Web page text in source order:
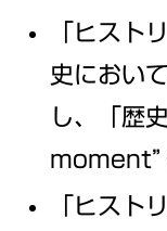
「ヒスト
史におい
し、「歴
moment”
「ヒスト